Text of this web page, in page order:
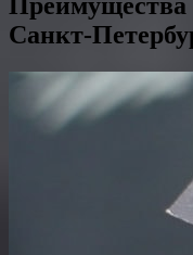
Санкт-